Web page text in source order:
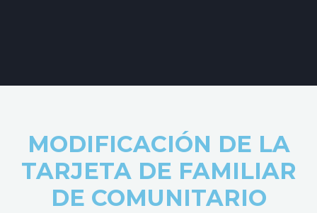
MODIFICACIÓN DE LA
TARJETA DE FAMILIAR
DE COMUNITARIO